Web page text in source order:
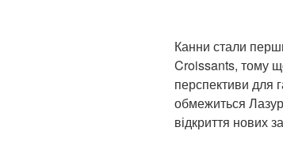
Канни стали
Croissants, тому
перспективи для
обмежиться
відкриття нових